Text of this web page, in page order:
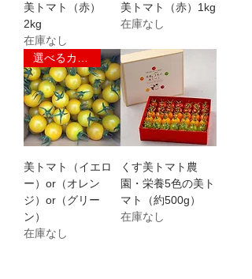
美トマト（赤）
2kg
在庫なし
美トマト（赤）1kg
在庫なし
美トマト（イエロ
ー）or（オレン
ジ）or（グリー
ン）
在庫なし
くす美トマト農
園・栄養5色の美ト
マト（約500g）
在庫なし